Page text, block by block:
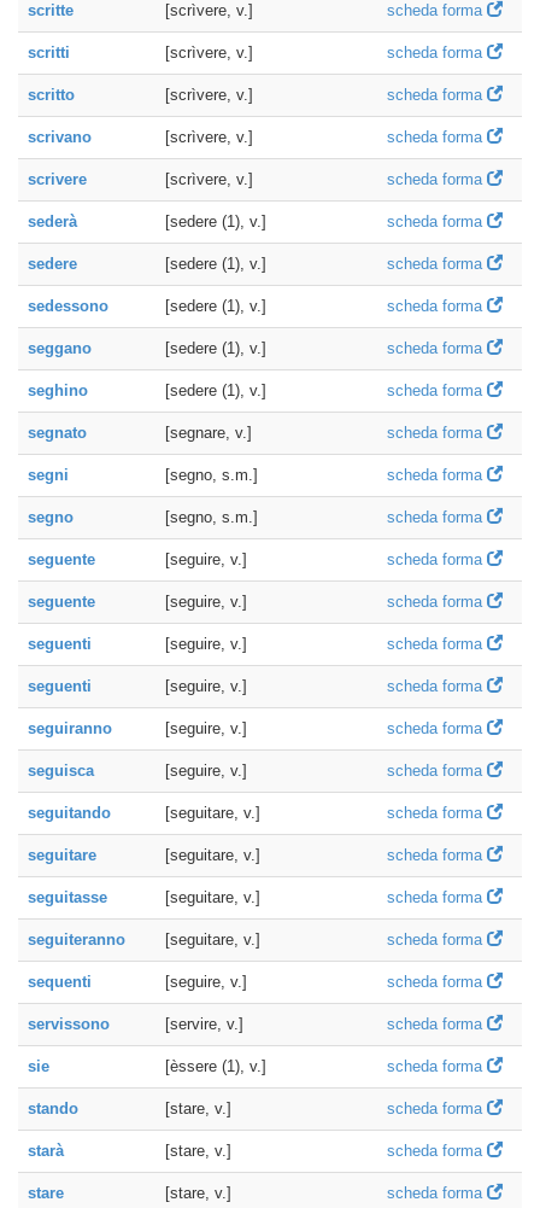
scritte [scrìvere, v.] scheda forma
scritti [scrìvere, v.] scheda forma
scritto [scrìvere, v.] scheda forma
scrivano [scrìvere, v.] scheda forma
scrivere [scrìvere, v.] scheda forma
sederà [sedere (1), v.] scheda forma
sedere [sedere (1), v.] scheda forma
sedessono [sedere (1), v.] scheda forma
seggano [sedere (1), v.] scheda forma
seghino [sedere (1), v.] scheda forma
segnato [segnare, v.] scheda forma
segni [segno, s.m.] scheda forma
segno [segno, s.m.] scheda forma
seguente [seguire, v.] scheda forma
seguente [seguire, v.] scheda forma
seguenti [seguire, v.] scheda forma
seguenti [seguire, v.] scheda forma
seguiranno [seguire, v.] scheda forma
seguisca [seguire, v.] scheda forma
seguitando [seguitare, v.] scheda forma
seguitare [seguitare, v.] scheda forma
seguitasse [seguitare, v.] scheda forma
seguiteranno [seguitare, v.] scheda forma
sequenti [seguire, v.] scheda forma
servissono [servire, v.] scheda forma
sie [èssere (1), v.] scheda forma
stando [stare, v.] scheda forma
starà [stare, v.] scheda forma
stare [stare, v.] scheda forma